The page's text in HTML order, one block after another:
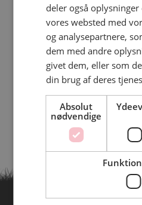
deler også
vores websted med
og analysepartnere,
dem med andre
givet dem, eller som
din brug af deres
Absolut
nødvendige